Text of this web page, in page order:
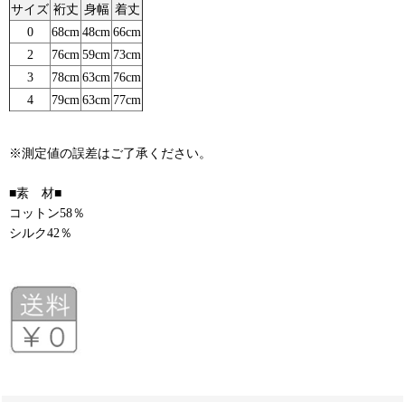
サイズ 裄丈 身幅 着丈
0
68cm 48cm 66cm
2
76cm 59cm 73cm
3
78cm 63cm 76cm
4
79cm 63cm 77cm
※測定値の誤差はご了承ください。
■素 材■
コットン58％
シルク42％